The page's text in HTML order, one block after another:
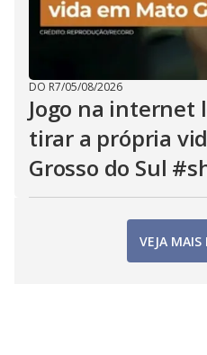
DO R7/05/08/2026
Jogo na internet
tirar a própria
Grosso do Sul
VEJA